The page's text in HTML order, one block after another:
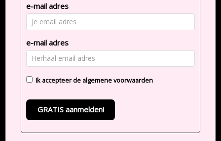
e-mail adres
e-mail adres
Ik accepteer de algemene voorwaarden
GRATIS aanmelden!